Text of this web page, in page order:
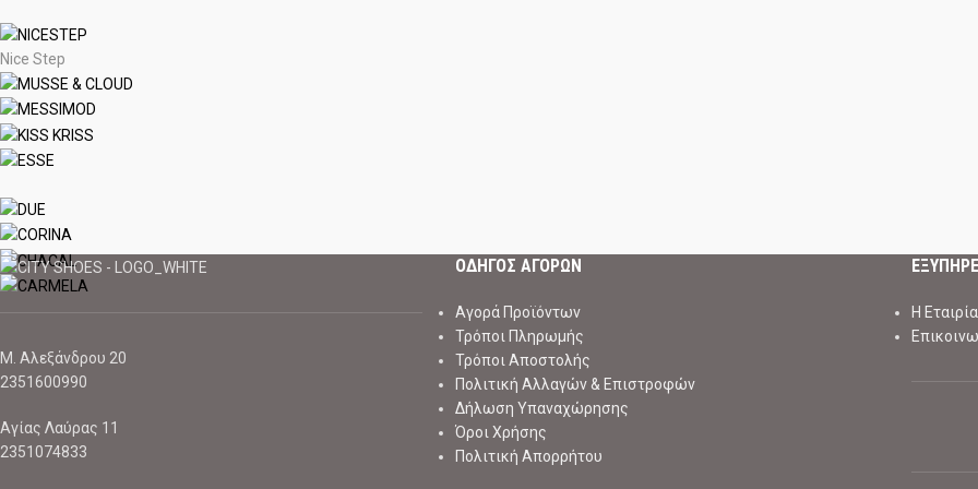
Nice Step
Μ. Αλεξάνδρου 20
2351600990
Αγίας Λαύρας 11
2351074833
ΟΔΗΓΟΣ ΑΓΟΡΩΝ
Αγορά Προϊόντων
Τρόποι Πληρωμής
Τρόποι Αποστολής
Πολιτική Αλλαγών & Επιστροφών
Δήλωση Υπαναχώρησης
Όροι Χρήσης
Πολιτική Απορρήτου
Η Εταιρία